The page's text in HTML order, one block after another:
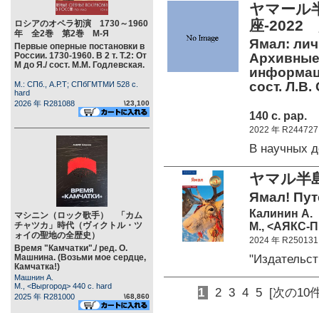
ロシアのオペラ初演 1730～1960
年 全2巻 第2巻 М-Я
Первые оперные постановки в
России. 1730-1960. В 2 т. Т.2: От
М до Я./ сост. М.М. Годлевская.
М.: СПб., А.Р.Т; СПбГМТМИ 528 c.
hard
2026 年 R281088
\23,100
マシニン（ロック歌手） 「カム
チャツカ」時代（ヴィクトル・ツ
ォイの聖地の全歴史）
Время "Камчатки"./ ред. О.
Машнина. (Возьми мое сердце,
Камчатка!)
Машнин А.
М., <Выргород> 440 c. hard
2025 年 R281000
\68,860
ヤマー
座-2022
Ямал:
Архивные
сост. Л.В.
140 c. pap.
2022 年 R244727
В научных
ヤマル
Ямал!
Калинин А.
М., <АЯКС-
2024 年 R250131
1 2 3 4 5 [次の10